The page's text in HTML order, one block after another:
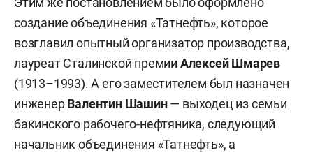
создание объединения «Татнефть», которое
возглавил опытный организатор производства,
лауреат Сталинской премии Алексей Шмарев
(1913–1993). А его заместителем был назначен
инженерВалентин Шашин— выходец из семьи
бакинского рабочего-нефтяника, следующий
начальник объединения «Татнефть», а